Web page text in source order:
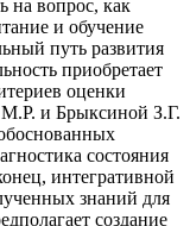
на вопрос, как
и обучение
путь развития
приобретает
оценки
М.Р. и Брыксиной З.Г.
состояния
интегративной
знаний для
создание